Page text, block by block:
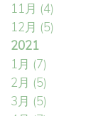
11月 (4)
12月 (5)
2021
1月 (7)
2月 (5)
3月 (5)